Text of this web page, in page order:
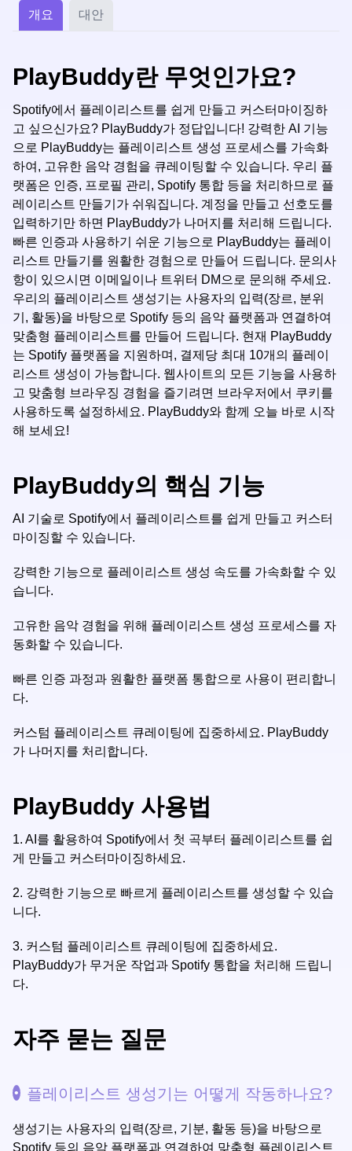
개요 대안
PlayBuddy란 무엇인가요?
Spotify에서 플레이리스트를 쉽게 만들고 커스터마이징하
고 싶으신가요? PlayBuddy가 정답입니다! 강력한 AI 기능
으로 PlayBuddy는 플레이리스트 생성 프로세스를 가속화
하여, 고유한 음악 경험을 큐레이팅할 수 있습니다. 우리 플
랫폼은 인증, 프로필 관리, Spotify 통합 등을 처리하므로 플
레이리스트 만들기가 쉬워집니다. 계정을 만들고 선호도를
입력하기만 하면 PlayBuddy가 나머지를 처리해 드립니다.
빠른 인증과 사용하기 쉬운 기능으로 PlayBuddy는 플레이
리스트 만들기를 원활한 경험으로 만들어 드립니다. 문의사
항이 있으시면 이메일이나 트위터 DM으로 문의해 주세요.
우리의 플레이리스트 생성기는 사용자의 입력(장르, 분위
기, 활동)을 바탕으로 Spotify 등의 음악 플랫폼과 연결하여
맞춤형 플레이리스트를 만들어 드립니다. 현재 PlayBuddy
는 Spotify 플랫폼을 지원하며, 결제당 최대 10개의 플레이
리스트 생성이 가능합니다. 웹사이트의 모든 기능을 사용하
고 맞춤형 브라우징 경험을 즐기려면 브라우저에서 쿠키를
사용하도록 설정하세요. PlayBuddy와 함께 오늘 바로 시작
해 보세요!
PlayBuddy의 핵심 기능
AI 기술로 Spotify에서 플레이리스트를 쉽게 만들고 커스터
마이징할 수 있습니다.
강력한 기능으로 플레이리스트 생성 속도를 가속화할 수 있
습니다.
고유한 음악 경험을 위해 플레이리스트 생성 프로세스를 자
동화할 수 있습니다.
빠른 인증 과정과 원활한 플랫폼 통합으로 사용이 편리합니
다.
커스텀 플레이리스트 큐레이팅에 집중하세요. PlayBuddy
가 나머지를 처리합니다.
PlayBuddy 사용법
1. AI를 활용하여 Spotify에서 첫 곡부터 플레이리스트를 쉽
게 만들고 커스터마이징하세요.
2. 강력한 기능으로 빠르게 플레이리스트를 생성할 수 있습
니다.
3. 커스텀 플레이리스트 큐레이팅에 집중하세요.
PlayBuddy가 무거운 작업과 Spotify 통합을 처리해 드립니
다.
자주 묻는 질문
플레이리스트 생성기는 어떻게 작동하나요?
생성기는 사용자의 입력(장르, 기분, 활동 등)을 바탕으로
Spotify 등의 음악 플랫폼과 연결하여 맞춤형 플레이리스트